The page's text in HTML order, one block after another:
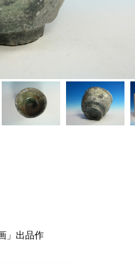
」出品作